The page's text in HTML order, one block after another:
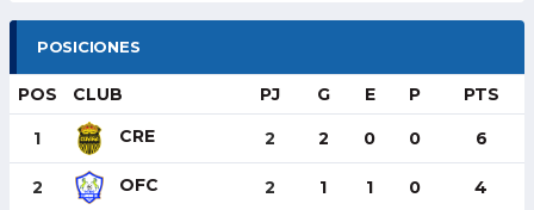
POSICIONES
POS CLUB PJ G E P PTS
1 CRE 2 2 0 0 6
2 OFC 2 1 1 0 4